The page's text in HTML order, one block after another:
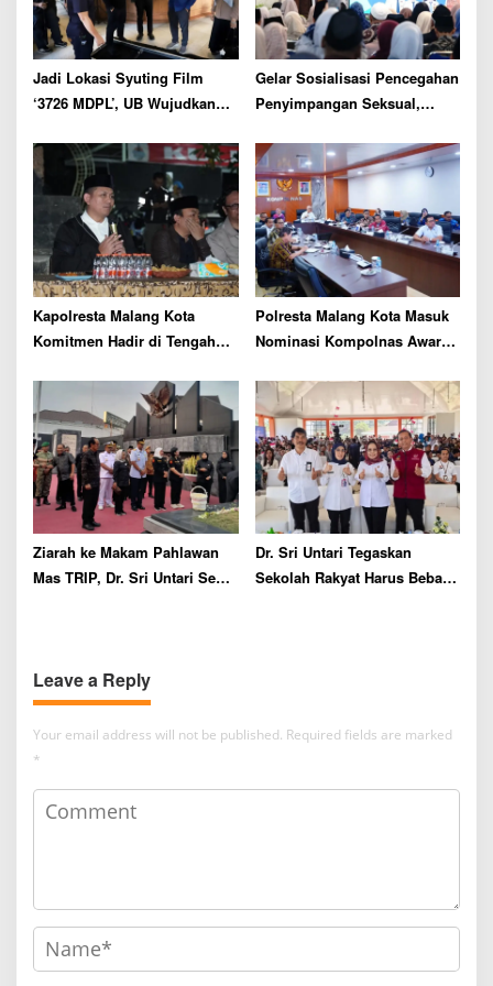
t
i
o
n
Jadi Lokasi Syuting Film
‘3726 MDPL’, UB Wujudkan
Industri
Gelar Sosialisasi Pencegahan
Penyimpangan Seksual,
Satgas Perlindungan Anak
Kapolresta Malang Kota
Komitmen Hadir di Tengah
hingga Tingkat Pos Kamling
Polresta Malang Kota Masuk
Nominasi Kompolnas Awards
Ziarah ke Makam Pahlawan
Mas TRIP, Dr. Sri Untari Sebut
Dr. Sri Untari Tegaskan
Sekolah Rakyat Harus Bebas
Leave a Reply
Your email address will not be published. Required fields are marked
*